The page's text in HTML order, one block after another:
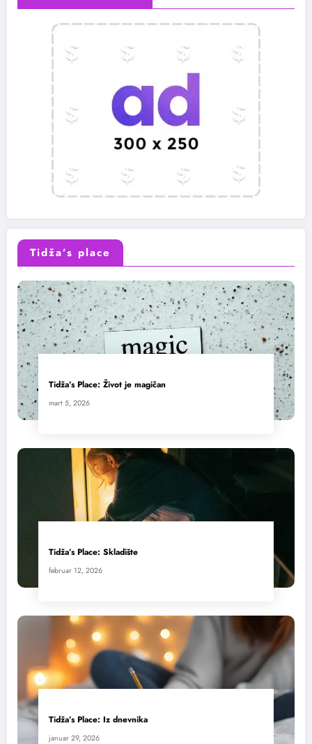
Tidža’s place
Tidža’s Place: Život je magičan
mart 5, 2026
Tidža’s Place: Skladište
februar 12, 2026
Tidža’s Place: Iz dnevnika
januar 29, 2026